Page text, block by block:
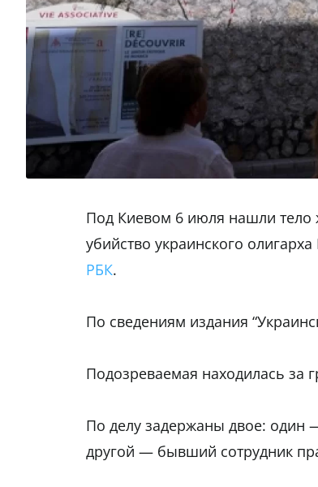
Под Киевом 6 июля нашли
убийство украинского
РБК.
По сведениям издания
Подозреваемая находилась за
По делу задержаны двое: один
другой — бывший сотрудник